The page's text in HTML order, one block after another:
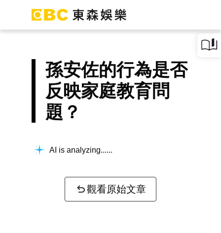
孫安佐的行為是否
反映家庭教育問
題？
AI is analyzing...
觀看原始文章